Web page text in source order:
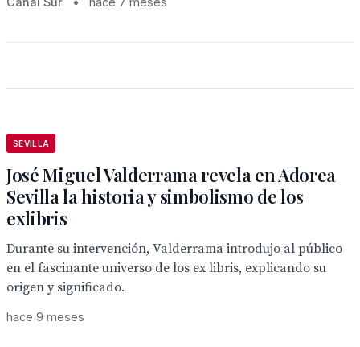
SEVILLA
José Miguel Valderrama revela en Adorea
Sevilla la historia y simbolismo de los
exlibris
Durante su intervención, Valderrama introdujo al público
en el fascinante universo de los ex libris, explicando su
origen y significado.
hace 9 meses